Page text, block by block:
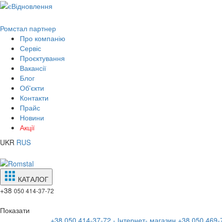
Ромстал партнер
Про компанію
Сервіс
Проєктування
Вакансії
Блог
Об'єкти
Контакти
Прайс
Новини
Акції
UKR RUS
КАТАЛОГ
+38 050 414-37-72
Показати
+38 050 414-37-72 - Інтернет- магазин +38 050